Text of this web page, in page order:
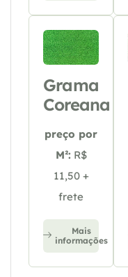
Grama
Coreana
preço por
M²: R$
11,50 +
frete
Mais
informações